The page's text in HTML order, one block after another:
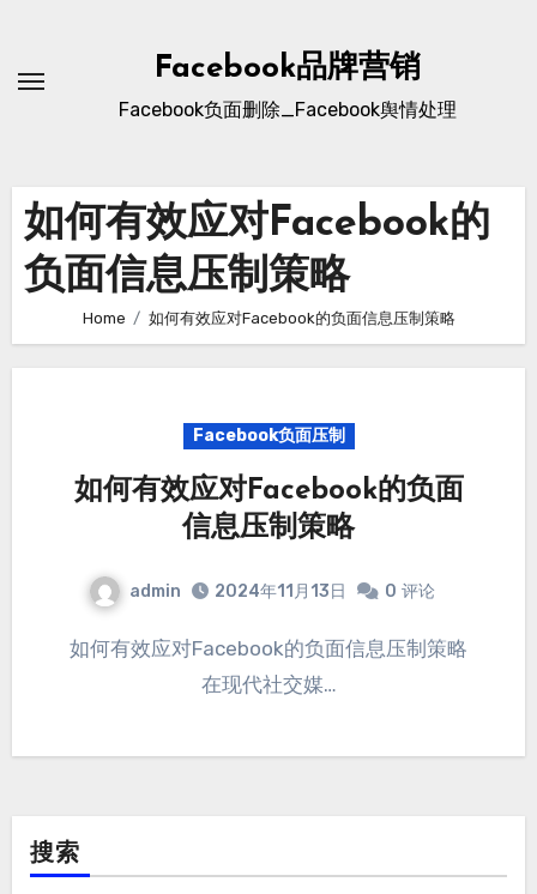
content
Facebook品牌营销
Facebook负面删除_Facebook舆情处理
如何有效应对Facebook的
负面信息压制策略
Home 如何有效应对Facebook的负面信息压制策略
Facebook负面压制
如何有效应对Facebook的负面
信息压制策略
admin 2024年11月13日 0 评论
如何有效应对Facebook的负面信息压制策略
在现代社交媒…
搜索